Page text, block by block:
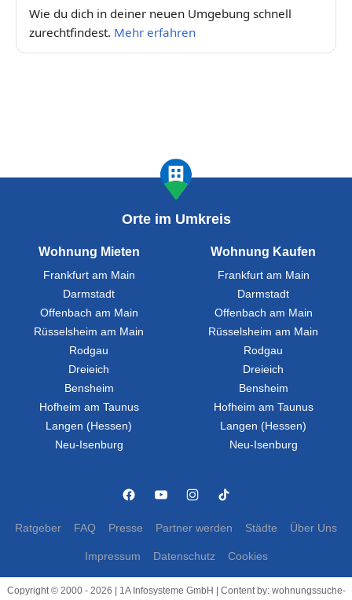
Wie du dich in deiner neuen Umgebung schnell
zurechtfindest. Mehr erfahren
Orte im Umkreis
Wohnung Mieten
Frankfurt am Main
Darmstadt
Offenbach am Main
Rüsselsheim am Main
Rodgau
Dreieich
Bensheim
Hofheim am Taunus
Langen (Hessen)
Neu-Isenburg
Wohnung Kaufen
Frankfurt am Main
Darmstadt
Offenbach am Main
Rüsselsheim am Main
Rodgau
Dreieich
Bensheim
Hofheim am Taunus
Langen (Hessen)
Neu-Isenburg
Ratgeber FAQ Presse Partner werden Städte Über Uns
Impressum Datenschutz Cookies
Copyright © 2000 - 2026 | 1A Infosysteme GmbH | Content by: wohnungssuche-